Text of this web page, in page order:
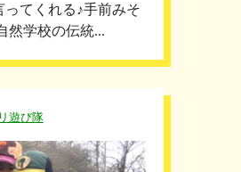
ってくれる♪手前みそ
然学校の伝統...
遊び隊